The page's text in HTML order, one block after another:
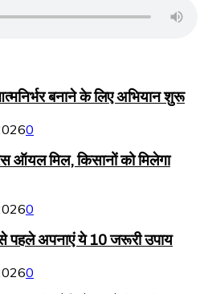
बनाने के लिए अभियान शुरू
0
ऑयल मिल, किसानों को मिलेगा
0
पहले अपनाएं ये 10 जरूरी उपाय
0